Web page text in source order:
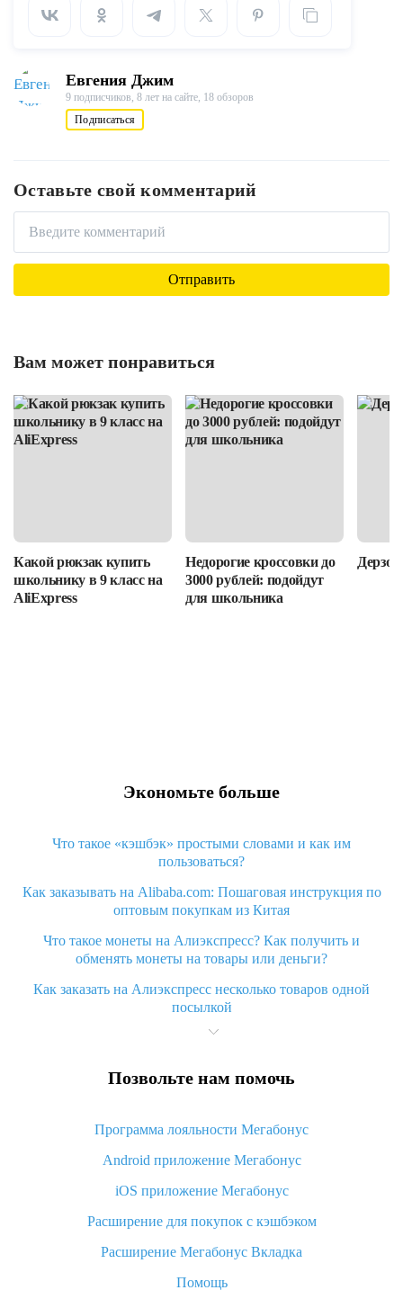
Евгения Джим
9 подписчиков, 8 лет на сайте, 18 обзоров
Подписаться
Оставьте свой комментарий
Вам может понравиться
Какой рюкзак купить
школьнику в 9 класс на
AliExpress
Недорогие кроссовки до
3000 рублей: подойдут
для школьника
Экономьте больше
Что такое «кэшбэк» простыми словами и как им
пользоваться?
Как заказывать на Alibaba.com: Пошаговая инструкция по
оптовым покупкам из Китая
Что такое монеты на Алиэкспресс? Как получить и
обменять монеты на товары или деньги?
Как заказать на Алиэкспресс несколько товаров одной
посылкой
Что значит статус «Заказ закрыт» на Алиэкспресс и что
Что делать, если Алиэкспресс просит ввести паспортные
Как узнать, куда пришла посылка с Алиэкспресс
Вы отменили заказ на Алиэкспресс, когда вернут деньги?
Что такое баллы на Алиэкспресс, как их получить и
«AliExpress Standard Shipping»: что это за метод доставки и
как его отслеживать
Как покупать оптом на Алиэкспресс
Позвольте нам помочь
Программа лояльности Мегабонус
Android приложение Мегабонус
iOS приложение Мегабонус
Расширение для покупок с кэшбэком
Расширение Мегабонус Вкладка
Помощь